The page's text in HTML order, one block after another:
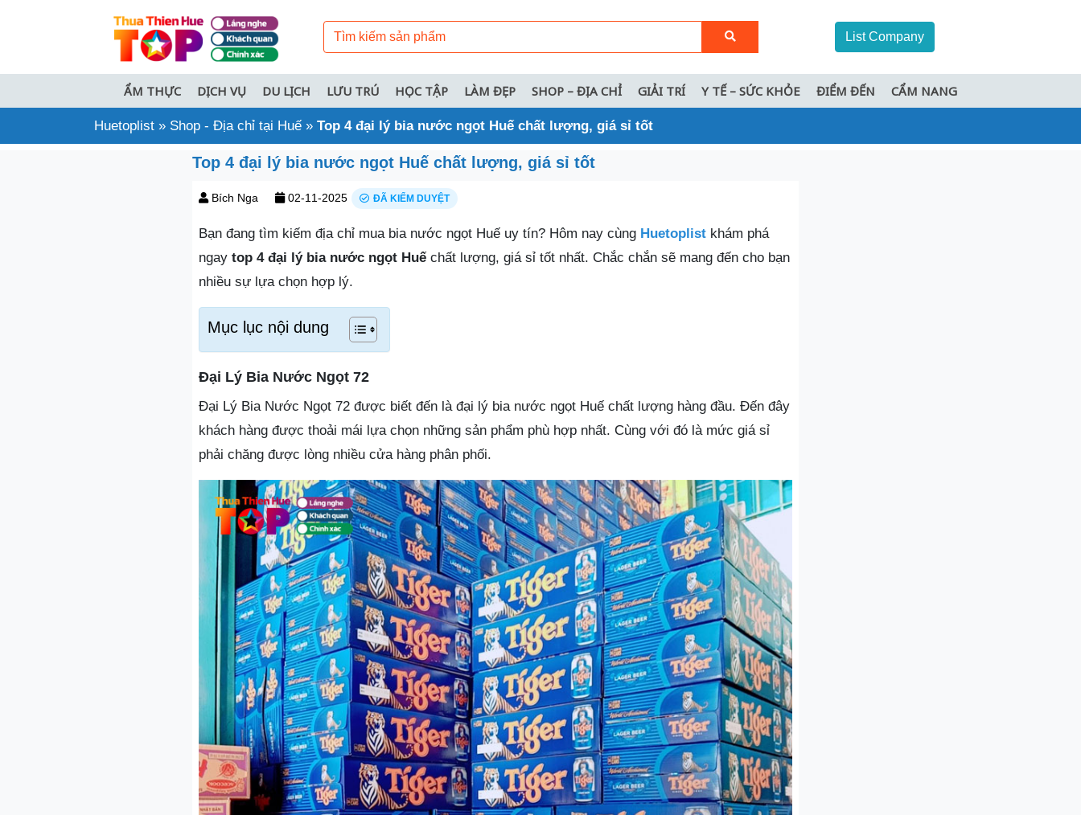
List Company
ẨM THỰC DỊCH VỤ DU LỊCH LƯU TRÚ HỌC TẬP LÀM ĐẸP SHOP – ĐỊA CHỈ GIẢI TRÍ Y TẾ – SỨC KHỎE ĐIỂM ĐẾN CẨM NANG
Huetoplist » Shop - Địa chỉ tại Huế » Top 4 đại lý bia nước ngọt Huế chất lượng, giá sỉ tốt
Top 4 đại lý bia nước ngọt Huế chất lượng, giá sỉ tốt
Bích Nga 02-11-2025 ĐÃ KIỂM DUYỆT
Bạn đang tìm kiếm địa chỉ mua bia nước ngọt Huế uy tín? Hôm nay cùng Huetoplist khám phá
ngay top 4 đại lý bia nước ngọt Huếchất lượng, giá sỉ tốt nhất. Chắc chắn sẽ mang đến cho bạn
nhiều sự lựa chọn hợp lý.
Mục lục nội dung
Đại Lý Bia Nước Ngọt 72
Đại Lý Bia Nước Ngọt 72 được biết đến là đại lý bia nước ngọt Huế chất lượng hàng đầu. Đến đây
khách hàng được thoải mái lựa chọn những sản phẩm phù hợp nhất. Cùng với đó là mức giá sỉ
phải chăng được lòng nhiều cửa hàng phân phối.